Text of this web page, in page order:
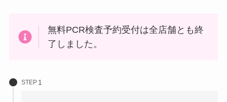
無料PCR検査予約受付は全店舗とも終
了しました。
STEP